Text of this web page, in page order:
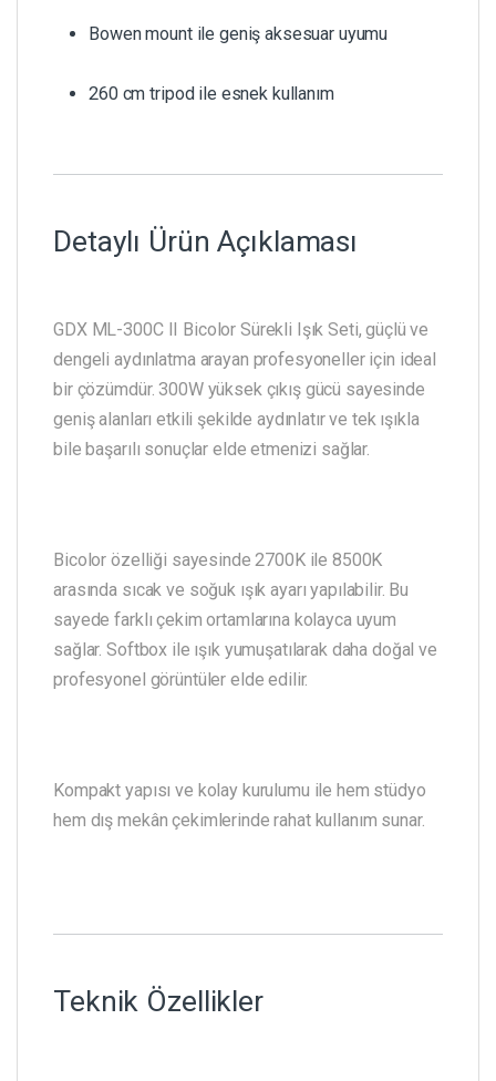
Bowen mount ile geniş aksesuar uyumu
260 cm tripod ile esnek kullanım
Detaylı Ürün Açıklaması
GDX ML-300C II Bicolor Sürekli Işık Seti, güçlü ve
dengeli aydınlatma arayan profesyoneller için ideal
bir çözümdür. 300W yüksek çıkış gücü sayesinde
geniş alanları etkili şekilde aydınlatır ve tek ışıkla
bile başarılı sonuçlar elde etmenizi sağlar.
Bicolor özelliği sayesinde 2700K ile 8500K
arasında sıcak ve soğuk ışık ayarı yapılabilir. Bu
sayede farklı çekim ortamlarına kolayca uyum
sağlar. Softbox ile ışık yumuşatılarak daha doğal ve
profesyonel görüntüler elde edilir.
Kompakt yapısı ve kolay kurulumu ile hem stüdyo
hem dış mekân çekimlerinde rahat kullanım sunar.
Teknik Özellikler